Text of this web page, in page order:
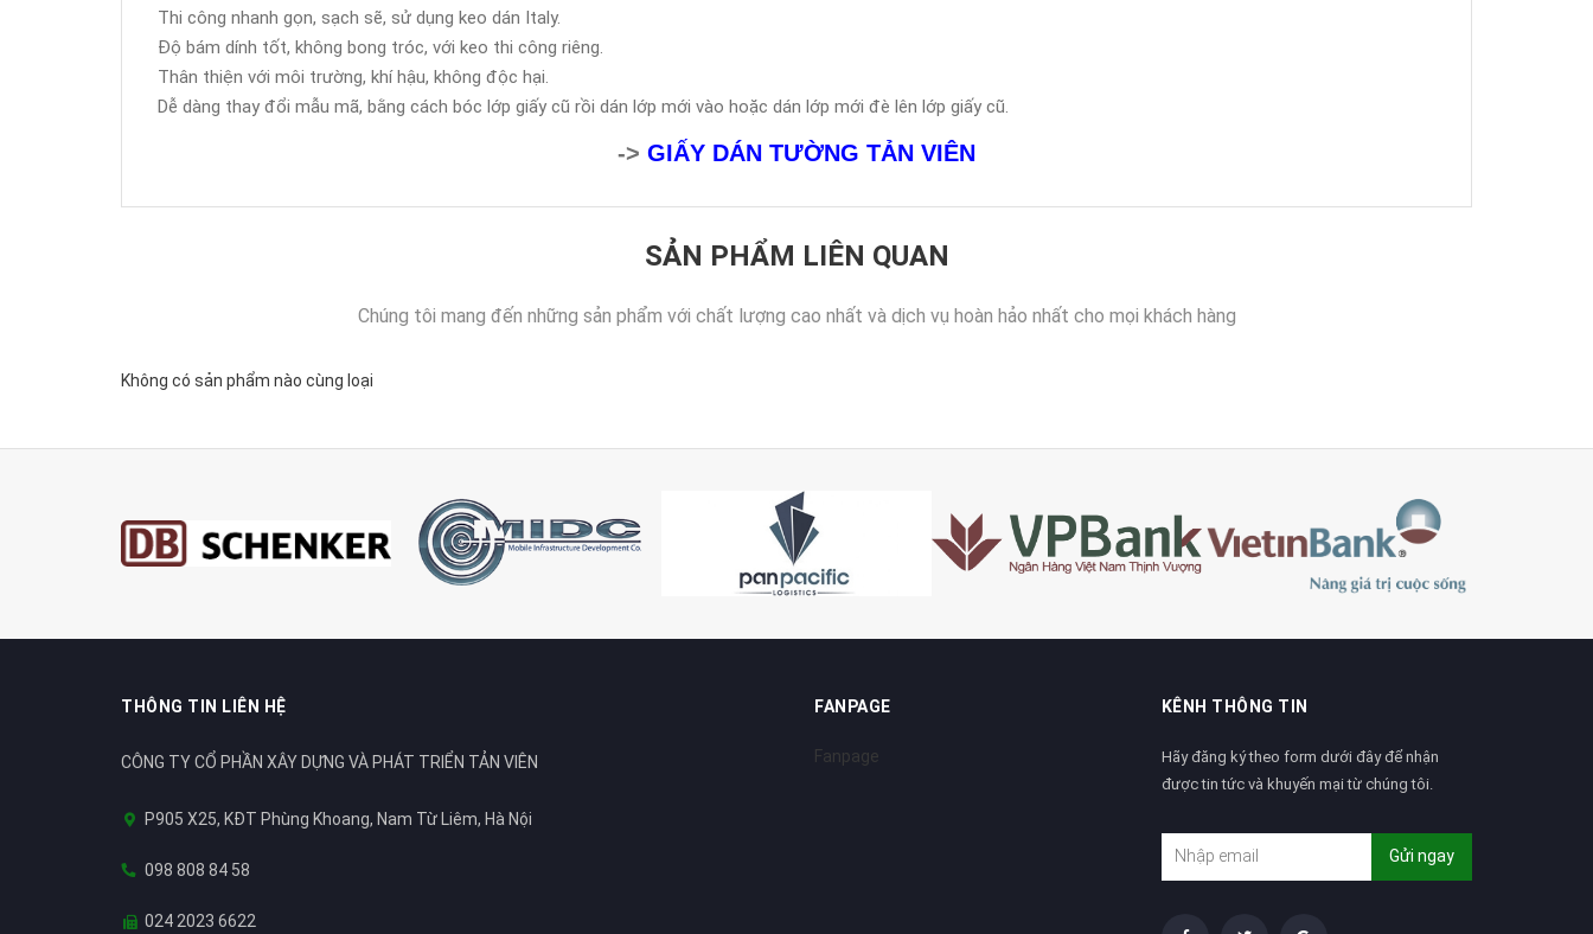
Thi công nhanh gọn, sạch sẽ, sử dụng keo dán Italy.
Độ bám dính tốt, không bong tróc, với keo thi công riêng.
Thân thiện với môi trường, khí hậu, không độc hại.
Dễ dàng thay đổi mẫu mã, bằng cách bóc lớp giấy cũ rồi dán lớp mới vào hoặc dán lớp mới đè lên lớp giấy cũ.
-> GIẤY DÁN TƯỜNG TẢN VIÊN
SẢN PHẨM LIÊN QUAN
Chúng tôi mang đến những sản phẩm với chất lượng cao nhất và dịch vụ hoàn hảo nhất cho mọi khách hàng
Không có sản phẩm nào cùng loại
THÔNG TIN LIÊN HỆ
CÔNG TY CỔ PHẦN XÂY DỰNG VÀ PHÁT TRIỂN TẢN VIÊN
P905 X25, KĐT Phùng Khoang, Nam Từ Liêm, Hà Nội
098 808 84 58
024 2023 6622
FANPAGE
Fanpage
KÊNH THÔNG TIN
Hãy đăng ký theo form dưới đây để nhận
được tin tức và khuyến mại từ chúng tôi.
Gửi ngay